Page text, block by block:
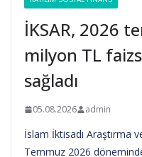
İKSAR, 2026
milyon TL
sağladı
05.08.2026 admin
İslam İktisadı Araştırma
Temmuz 2026